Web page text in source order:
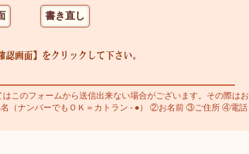
このフォームから送信出来ない場合がございます。その際はお
（ナンバーでもＯＫ＝カトラン - ●） ②お名前 ③ご住所 ④電話